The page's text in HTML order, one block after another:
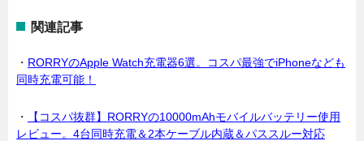
関連記事
・ RORRYのApple Watch充電器6選。コスパ最強でiPhoneなども
同時充電可能！
・
【コスパ抜群】RORRYの10000mAhモバイルバッテリー使用
レビュー。4台同時充電＆2本ケーブル内蔵＆パススルー対応